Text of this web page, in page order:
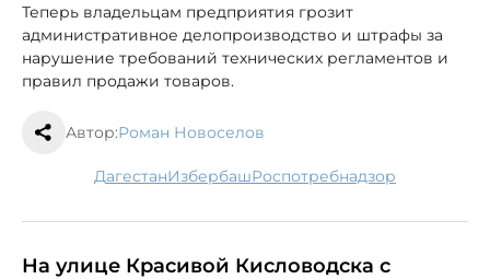
Теперь владельцам предприятия грозит
административное делопроизводство и штрафы за
нарушение требований технических регламентов и
правил продажи товаров.
Автор:Роман Новоселов
Дагестан Избербаш Роспотребнадзор
На улице Красивой Кисловодска с